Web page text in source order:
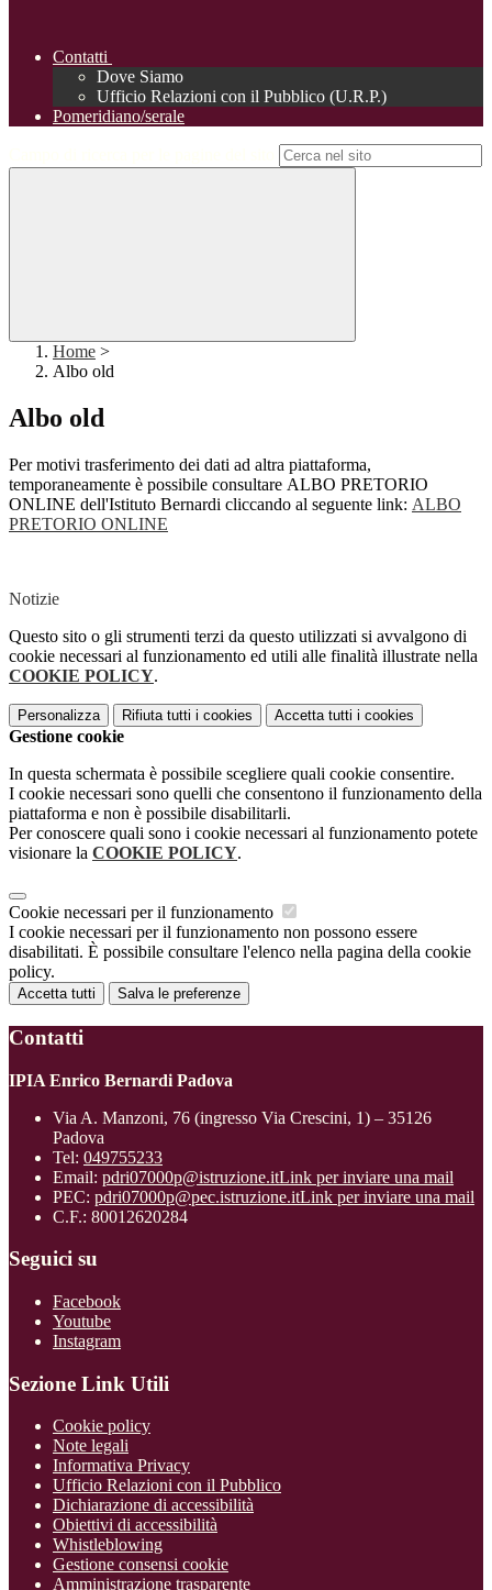
Contatti
Dove Siamo
Ufficio Relazioni con il Pubblico (U.R.P.)
Pomeridiano/serale
Home >
Albo old
Albo old
Per motivi trasferimento dei dati ad altra piattaforma,
temporaneamente è possibile consultare ALBO PRETORIO
ONLINE dell'Istituto Bernardi cliccando al seguente link: ALBO
PRETORIO ONLINE
Notizie
Questo sito o gli strumenti terzi da questo utilizzati si avvalgono di
cookie necessari al funzionamento ed utili alle finalità illustrate nella
COOKIE POLICY.
Personalizza Rifiuta tutti i cookies Accetta tutti i cookies
Gestione cookie
In questa schermata è possibile scegliere quali cookie consentire.
I cookie necessari sono quelli che consentono il funzionamento della
piattaforma e non è possibile disabilitarli.
Per conoscere quali sono i cookie necessari al funzionamento potete
visionare la COOKIE POLICY.
Cookie necessari per il funzionamento
I cookie necessari per il funzionamento non possono essere
disabilitati. È possibile consultare l'elenco nella pagina della cookie
policy.
Accetta tutti Salva le preferenze
Contatti
IPIA Enrico Bernardi Padova
Via A. Manzoni, 76 (ingresso Via Crescini, 1) – 35126
Padova
Tel: 049755233
Email: pdri07000p@istruzione.itLink per inviare una mail
PEC: pdri07000p@pec.istruzione.itLink per inviare una mail
C.F.: 80012620284
Seguici su
Facebook
Youtube
Instagram
Sezione Link Utili
Cookie policy
Note legali
Informativa Privacy
Ufficio Relazioni con il Pubblico
Dichiarazione di accessibilità
Obiettivi di accessibilità
Whistleblowing
Gestione consensi cookie
Amministrazione trasparente